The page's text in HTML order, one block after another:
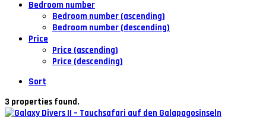
Bedroom number
Bedroom number (ascending)
Bedroom number (descending)
Price
Price (ascending)
Price (descending)
Sort
3 properties found.